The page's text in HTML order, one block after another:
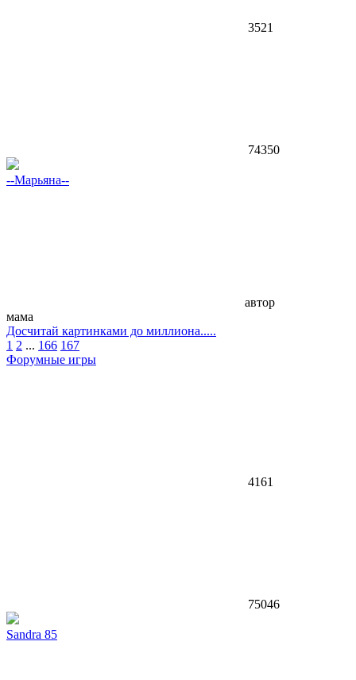
3521
74350
--Марьяна--
автор
мама
Досчитай картинками до миллиона.....
1 2 ... 166 167
Форумные игры
4161
75046
Sandra 85